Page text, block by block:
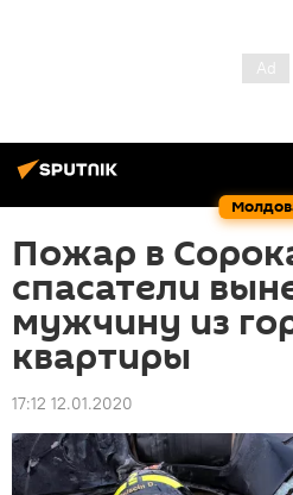
Пожар в
спасатели
мужчину из
квартиры
17:12 12.01.2020